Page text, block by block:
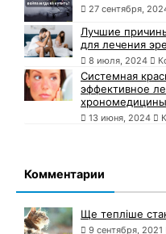
27 сентября,
Лучшие
для лечения
8 июля, 2024
Системная
эффективное
13 июня, 2024
Комментарии
Ще тепліше
9 сентября, 2021